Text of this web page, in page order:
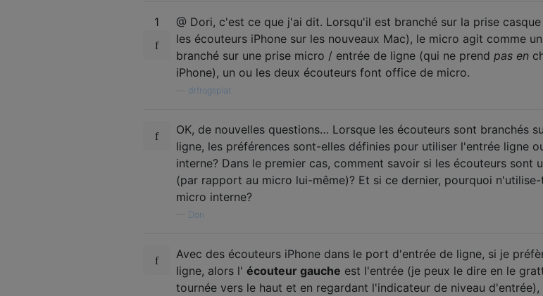
1
@ Dori, c'est ce que j'ai dit. Lorsqu'il est branché sur la prise
les écouteurs iPhone sur les nouveaux Mac), le micro agit comme
branché sur une prise micro / entrée de ligne (qui ne prend pas en
iPhone), un ou les deux écouteurs font office de micro.
drfrogsplat
OK, de nouvelles questions… Lorsque les écouteurs sont branchés
ligne, les préférences sont-elles définies pour utiliser l'entrée ligne
interne? Dans le premier cas, comment savoir si les écouteurs sont
(par rapport au micro lui-même)? Et si ce dernier, pourquoi
micro interne?
Dori
Avec des écouteurs iPhone dans le port d'entrée de ligne, si je
ligne, alors l' écouteur gauche est l'entrée (je peux le dire en le
tournée vers le haut et en regardant l'indicateur de niveau